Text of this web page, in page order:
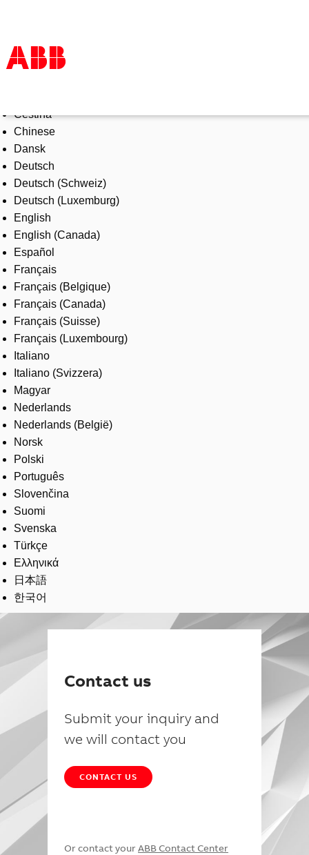
Products & Solutions
Industries
Services
About us
Where to buy
Contact us
Careers
Čeština
Chinese
Dansk
Deutsch
Deutsch (Schweiz)
Deutsch (Luxemburg)
English
English (Canada)
Español
Français
Français (Belgique)
Français (Canada)
Français (Suisse)
Français (Luxembourg)
Italiano
Italiano (Svizzera)
Magyar
Nederlands
Nederlands (België)
Norsk
Polski
Português
Slovenčina
Suomi
Svenska
Türkçe
Ελληνικά
日本語
한국어
Contact us
Submit your inquiry and
we will contact you
CONTACT US
Or contact your ABB Contact Center